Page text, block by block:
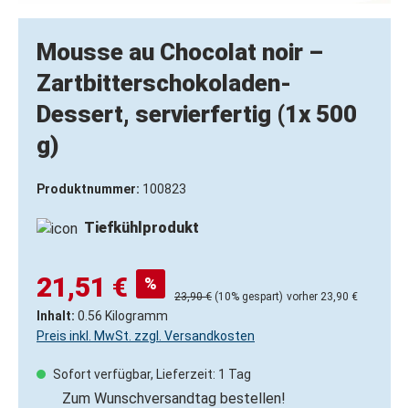
Mousse au Chocolat noir –
Zartbitterschokoladen-
Dessert, servierfertig (1x 500
g)
Produktnummer: 100823
Tiefkühlprodukt
21,51 € %
23,90 € (10% gespart) vorher 23,90 €
Inhalt: 0.56 Kilogramm
Preis inkl. MwSt. zzgl. Versandkosten
Sofort verfügbar, Lieferzeit: 1 Tag
Zum Wunschversandtag bestellen!